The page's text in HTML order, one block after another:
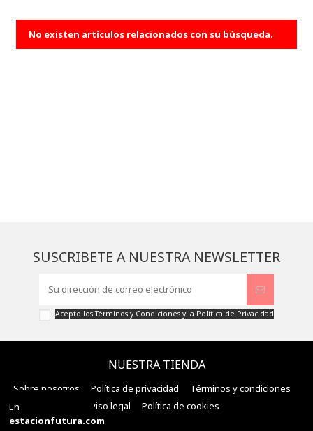
No existen artículos relacionados con su búsqueda.
SUSCRIBETE A NUESTRA NEWSLETTER
Acepto losTérminos y Condicionesy la Política de Privacidad
NUESTRA TIENDA
Sobre nosotros Política de privacidad
Términos y condiciones
Aviso legal
Política de cookies
En
estacionfutura.com